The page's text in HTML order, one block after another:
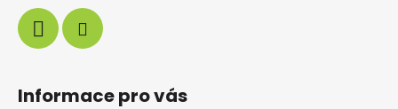
Informace pro vás